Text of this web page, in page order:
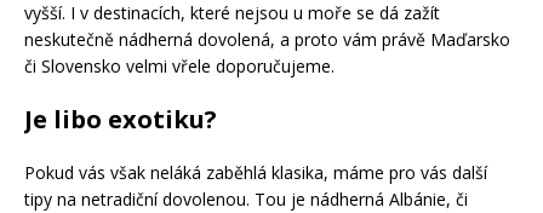
vyšší. I v destinacích, které nejsou u moře se dá zažít
neskutečně nádherná dovolená, a proto vám právě Maďarsko
či Slovensko velmi vřele doporučujeme.
Je libo exotiku?
Pokud vás však neláká zaběhlá klasika, máme pro vás další
tipy na netradiční dovolenou. Tou je nádherná Albánie, či